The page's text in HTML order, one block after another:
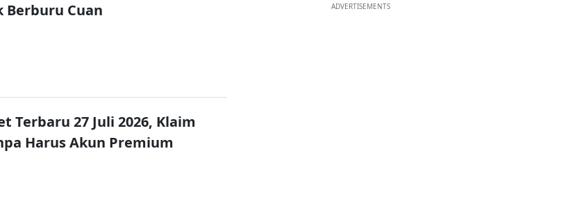
Cuan
Terbaru 27 Juli 2026, Klaim
Harus Akun Premium
ADVERTISEMENTS